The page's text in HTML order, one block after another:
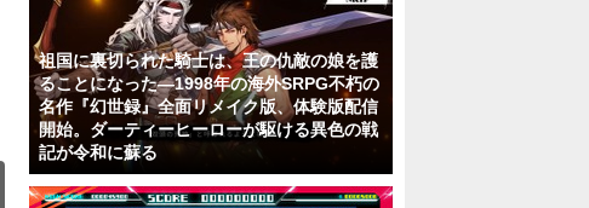
祖国に裏切られた騎士は、王の仇敵の娘を護
ることになった―1998年の海外SRPG不朽の
名作『幻世録』全面リメイク版、体験版配信
開始。ダーティーヒーローが駆ける異色の戦
記が令和に蘇る